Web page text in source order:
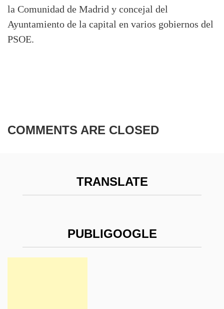
la Comunidad de Madrid y concejal del
Ayuntamiento de la capital en varios gobiernos del
PSOE.
COMMENTS ARE CLOSED
TRANSLATE
PUBLIGOOGLE